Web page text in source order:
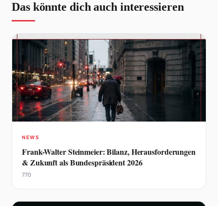
Das könnte dich auch interessieren
NEWS
Frank-Walter Steinmeier: Bilanz, Herausforderungen
& Zukunft als Bundespräsident 2026
770